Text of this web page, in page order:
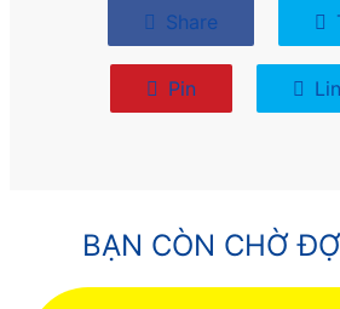
Share
Pin
BẠN CÒN CHỜ